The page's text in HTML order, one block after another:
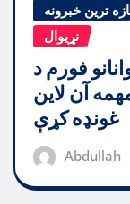
ترین خبرونه
نړیوال
فورم د
آن لاین
غونډه کړې
Abdullah